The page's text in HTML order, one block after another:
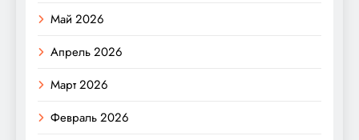
Май 2026
Апрель 2026
Март 2026
Февраль 2026